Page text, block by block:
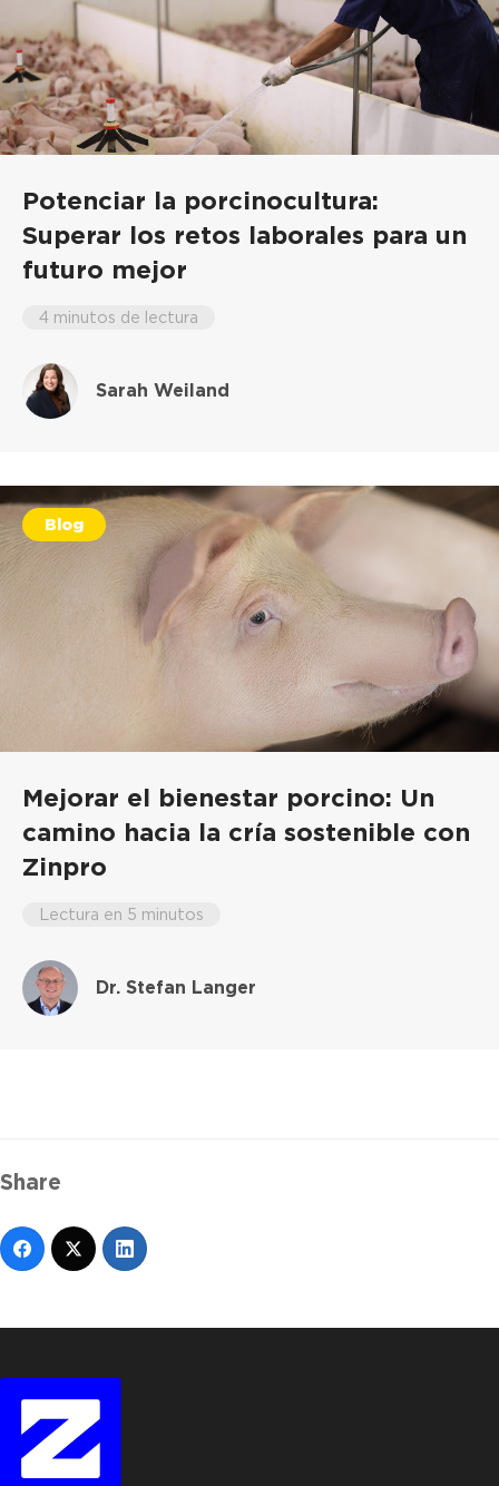
Potenciar la porcinocultura:
Superar los retos laborales para un
futuro mejor
4 minutos de lectura
Sarah Weiland
Blog
Mejorar el bienestar porcino: Un
camino hacia la cría sostenible con
Zinpro
Lectura en 5 minutos
Dr. Stefan Langer
Share